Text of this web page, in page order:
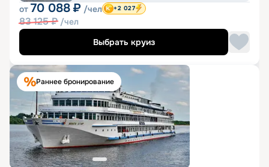
от 70 088 ₽ /чел
83 125₽ /чел
+2 027
Выбрать круиз
Раннее бронирование